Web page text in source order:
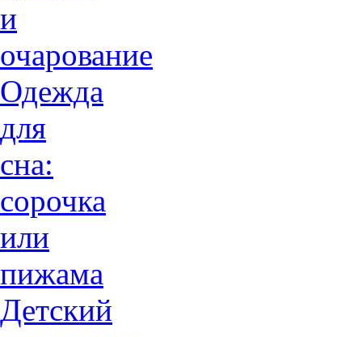
и
очарованиe
Одежда
для
сна:
сорочка
или
пижама
Детский